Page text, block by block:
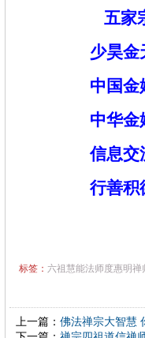
五家
少昊金
中国金
中华金
信息交
行善积
标签： 六祖慧能法师度惠明禅
上一篇： 佛法禅宗大智慧